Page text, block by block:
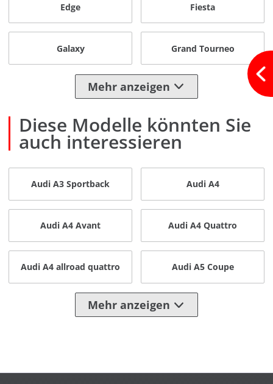
Edge Fiesta
Galaxy Grand Tourneo
Mehr anzeigen
Diese Modelle könnten Sie
auch interessieren
Audi A3 Sportback Audi A4
Audi A4 Avant Audi A4 Quattro
Audi A4 allroad quattro Audi A5 Coupe
Mehr anzeigen